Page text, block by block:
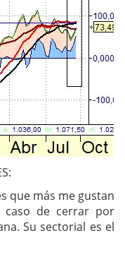
que más me gustan
caso de cerrar por
Su sectorial es el